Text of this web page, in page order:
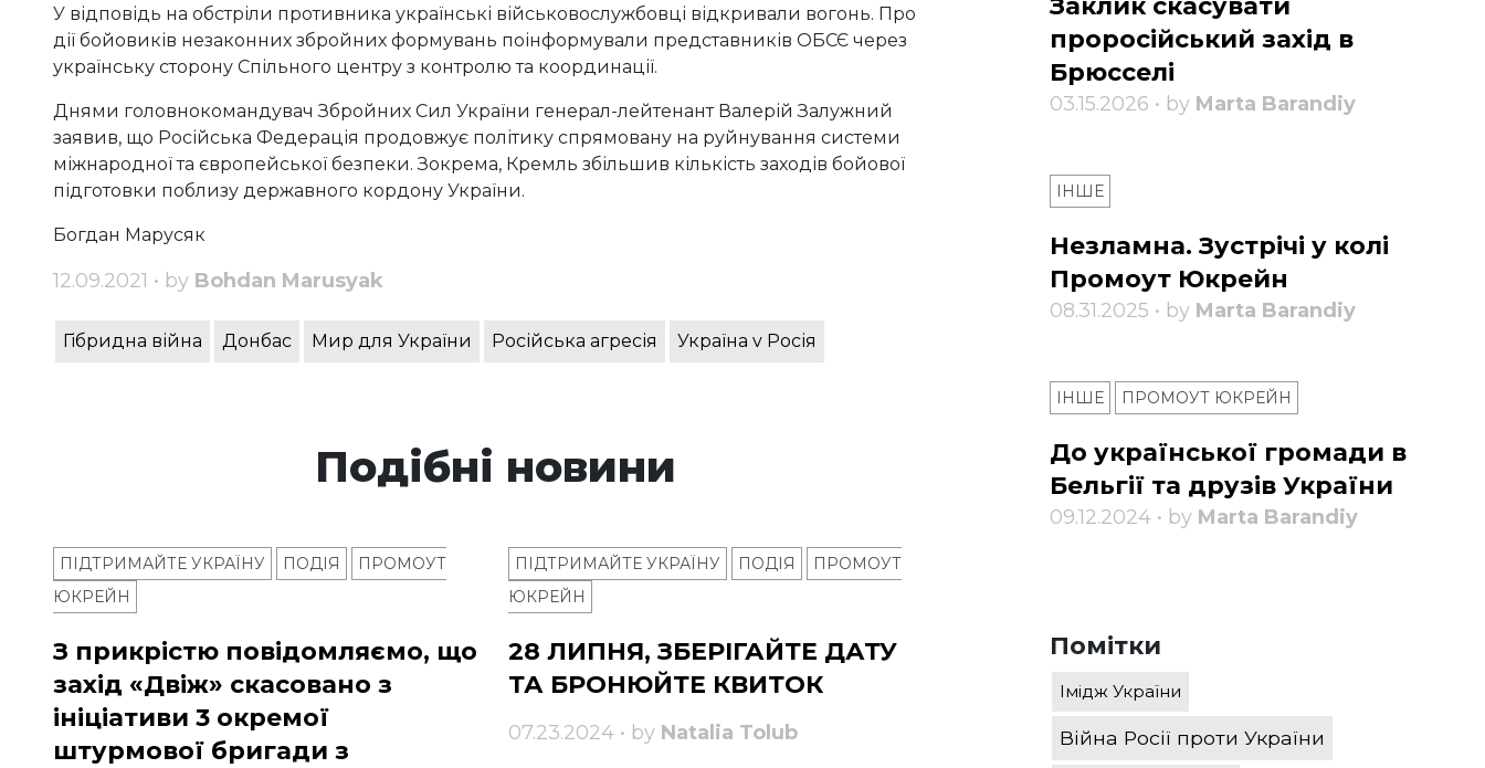
У відповідь на обстріли противника українські військовослужбовці відкривали вогонь. Про
дії бойовиків незаконних збройних формувань поінформували представників ОБСЄ через
українську сторону Спільного центру з контролю та координації.
Днями головнокомандувач Збройних Сил України генерал-лейтенант Валерій Залужний
заявив, що Російська Федерація продовжує політику спрямовану на руйнування системи
міжнародної та європейської безпеки. Зокрема, Кремль збільшив кількість заходів бойової
підготовки поблизу державного кордону України.
Богдан Марусяк
12.09.2021 • by Bohdan Marusyak
Гібридна війна Донбас Мир для України Російська агресія Україна v Росія
Подібні новини
ПІДТРИМАЙТЕ УКРАЇНУ ПОДІЯ
ПРОМОУТ
ЮКРЕЙН
З прикрістю повідомляємо, що
захід «Двіж» скасовано з
ініціативи 3 окремої
штурмової бригади з
ПІДТРИМАЙТЕ УКРАЇНУ ПОДІЯ
ПРОМОУТ
ЮКРЕЙН
28 ЛИПНЯ, ЗБЕРІГАЙТЕ ДАТУ
ТА БРОНЮЙТЕ КВИТОК
07.23.2024 • by Natalia Tolub
Заклик скасувати
проросійський захід в
Брюсселі
03.15.2026 • by Marta Barandiy
ІНШЕ
Незламна. Зустрічі у колі
Промоут Юкрейн
08.31.2025 • by Marta Barandiy
ІНШЕ ПРОМОУТ ЮКРЕЙН
До української громади в
Бельгії та друзів України
09.12.2024 • by Marta Barandiy
Помітки
Імідж України
Війна Росії проти України